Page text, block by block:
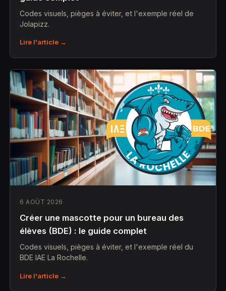
Codes visuels, pièges à éviter, et l'exemple réel de
Jolapizz.
Lire l'article →
6 AOÛT 2026
Créer une mascotte pour un bureau des
élèves (BDE) : le guide complet
Codes visuels, pièges à éviter, et l'exemple réel du
BDE IAE La Rochelle.
Lire l'article →